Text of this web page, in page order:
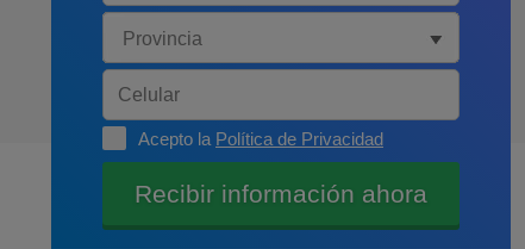
Acepto la Política de Privacidad